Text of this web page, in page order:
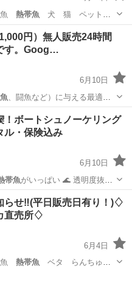
熱帯魚 犬 猫 ペット
の他のペット メダカ
円）無人販売24時間
す。Goog…
6月10日
、闘魚など）に与える最適な
ペット
！ボートシュノーケリング
ル・保険込み
6月10日
帯魚がいっぱい 🌊 透明度抜群
らせ‼️(平日販売日有り！)♢
直売所♢
6月4日
熱帯魚ベタ らんちゅ